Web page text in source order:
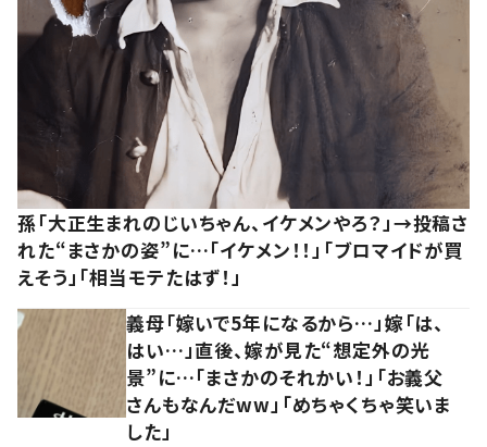
孫「大正生まれのじいちゃん、イケメンやろ？」→投稿さ
れた“まさかの姿”に…「イケメン！！」「ブロマイドが買
えそう」「相当モテたはず！」
義母「嫁いで5年になるから…」嫁「は、
はい…」直後、嫁が見た“想定外の光
景”に…「まさかのそれかい！」「お義父
さんもなんだww」「めちゃくちゃ笑いま
した」